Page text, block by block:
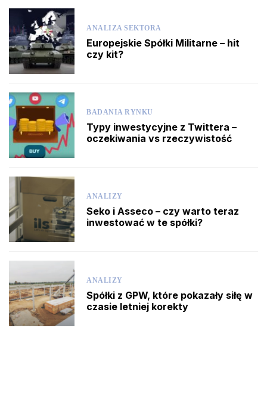
ANALIZA SEKTORA
Europejskie Spółki Militarne – hit
czy kit?
BADANIA RYNKU
Typy inwestycyjne z Twittera –
oczekiwania vs rzeczywistość
ANALIZY
Seko i Asseco – czy warto teraz
inwestować w te spółki?
ANALIZY
Spółki z GPW, które pokazały siłę w
czasie letniej korekty